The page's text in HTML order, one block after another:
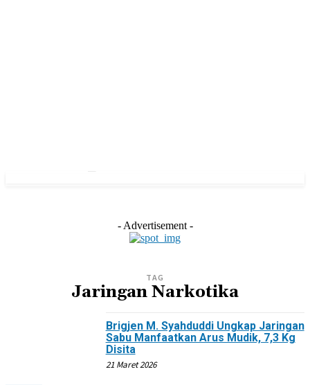
- Advertisement -
TAG
Jaringan Narkotika
Brigjen M. Syahduddi Ungkap Jaringan
Sabu Manfaatkan Arus Mudik, 7,3 Kg
Disita
21 Maret 2026